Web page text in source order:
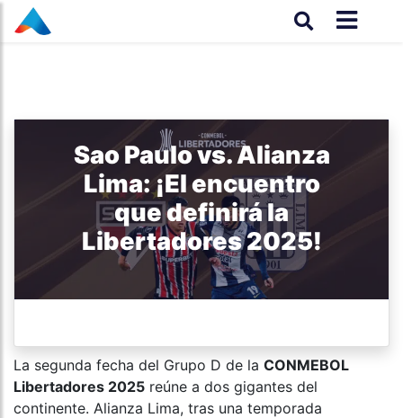
Sao Paulo vs. Alianza
Lima: ¡El encuentro
que definirá la
Libertadores 2025!
La segunda fecha del Grupo D de la CONMEBOL
Libertadores 2025 reúne a dos gigantes del
continente. Alianza Lima, tras una temporada